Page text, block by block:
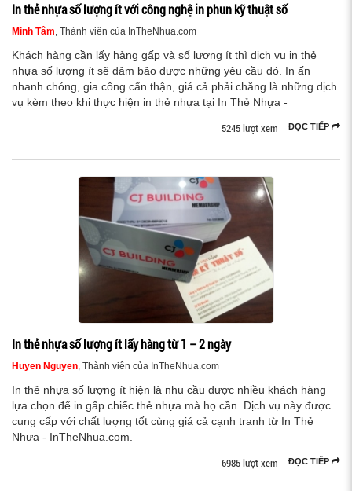
In thẻ nhựa số lượng ít với công nghệ in phun kỹ thuật số
Minh Tâm, Thành viên của InTheNhua.com
Khách hàng cần lấy hàng gấp và số lượng ít thì dịch vụ in thẻ
nhựa số lượng ít sẽ đảm bảo được những yêu cầu đó. In ấn
nhanh chóng, gia công cẩn thận, giá cả phải chăng là những dịch
vụ kèm theo khi thực hiện in thẻ nhựa tại In Thẻ Nhựa -
ĐỌC TIẾP
5245 lượt xem
In thẻ nhựa số lượng ít lấy hàng từ 1 – 2 ngày
Huyen Nguyen, Thành viên của InTheNhua.com
In thẻ nhựa số lượng ít hiện là nhu cầu được nhiều khách hàng
lựa chọn để in gấp chiếc thẻ nhựa mà họ cần. Dịch vụ này được
cung cấp với chất lượng tốt cùng giá cả cạnh tranh từ In Thẻ
Nhựa - InTheNhua.com.
ĐỌC TIẾP
6985 lượt xem